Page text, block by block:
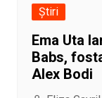
Știri
Ema Uta
Babs,
Alex Bodi